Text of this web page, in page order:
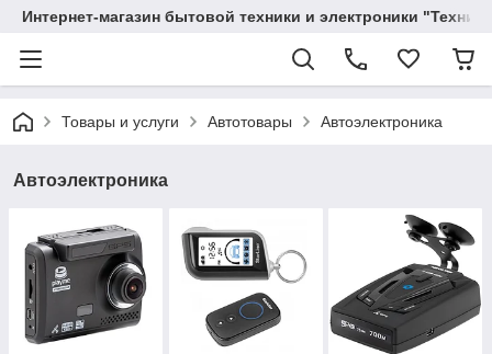
Интернет-магазин бытовой техники и электроники
Товары и услуги Автотовары Автоэлектроника
Автоэлектроника